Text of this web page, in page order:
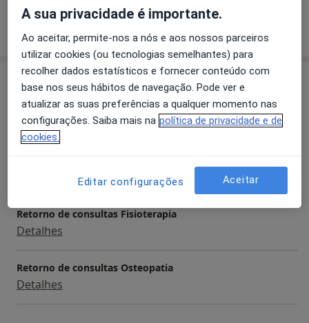
sobre a experiência
Serviços e preços
Primeira consulta Fisioterapia
Detalhes
Retorno de consultas Fisioterapia
Detalhes
Retorno de consultas Osteopatia
Detalhes
A sua privacidade é importante.
Ao aceitar, permite-nos a nós e aos nossos parceiros
utilizar cookies (ou tecnologias semelhantes) para
recolher dados estatísticos e fornecer conteúdo com
base nos seus hábitos de navegação. Pode ver e
atualizar as suas preferências a qualquer momento nas
configurações. Saiba mais na política de privacidade e de
cookies.
Editar configurações Aceitar